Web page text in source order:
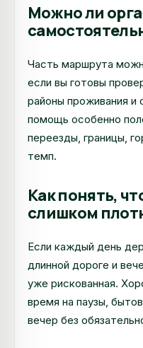
Можно ли
Часть маршрута
если вы готовы
районы проживания и
помощь особенно
переезды, границы,
темп.
Как понять,
слишком
Если каждый день
длинной дороге и
уже рискованная.
время на паузы,
вечер без